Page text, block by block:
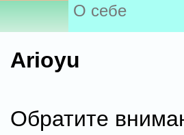
О себе
Arioyu
Обратите